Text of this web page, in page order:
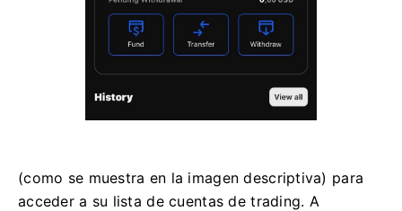
(como se muestra en la imagen descriptiva) para
acceder a su lista de cuentas de trading. A